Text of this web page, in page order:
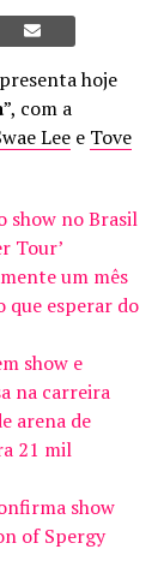
hoje
”, com a
Lee e Tove
show no Brasil
Tour’
um mês
que esperar do
show e
na carreira
arena de
21 mil
show
of Spergy